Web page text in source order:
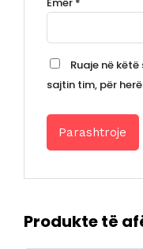
Ruaje në
sajtin tim, për
Produkte të